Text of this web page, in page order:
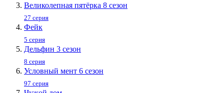
Великолепная пятёрка 8 сезон
27 серия
Фейк
5 серия
Дельфин 3 сезон
8 серия
Условный мент 6 сезон
97 серия